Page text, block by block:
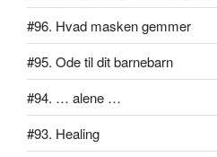
#96. Hvad masken gemmer
#95. Ode til dit barnebarn
#94. … alene …
#93. Healing